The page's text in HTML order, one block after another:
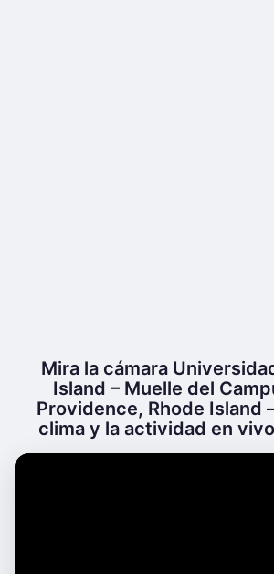
Mira la cámara
Island – Muelle del
Providence, Rhode Island
clima y la actividad en